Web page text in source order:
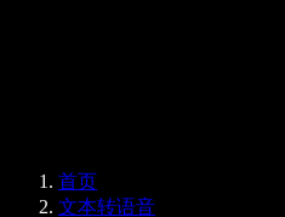
SIMBA 语音助手
Speechify 开发者服务
首页
文本转语音